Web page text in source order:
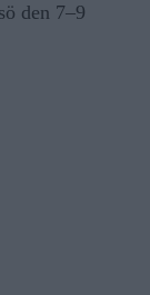
den 7–9